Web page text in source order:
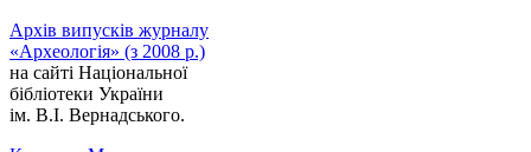
Архів випусків журналу
«Археологія» (з 2008 р.)
на сайті Національної
бібліотеки України
ім. В.І. Вернадського.